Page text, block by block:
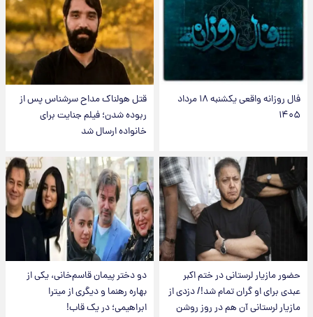
فال روزانه واقعی یکشنبه ۱۸ مرداد
۱۴۰۵
قتل هولناک مداح سرشناس پس از
ربوده شدن؛ فیلم جنایت برای
خانواده ارسال شد
حضور مازیار لرستانی در ختم اکبر
عبدی برای او گران تمام شد!/ دزدی از
مازیار لرستانی آن هم در روز روشن
دو دختر پیمان قاسم‌خانی، یکی از
بهاره رهنما و دیگری از میترا
ابراهیمی؛ در یک قاب!